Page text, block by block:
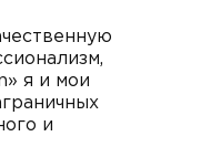
я и мои
и